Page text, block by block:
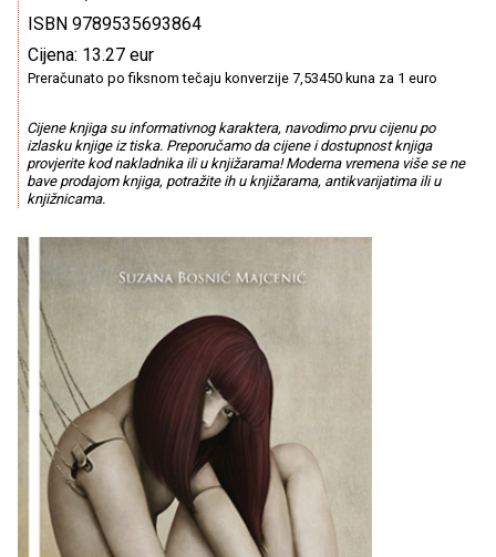
ISBN 9789535693864
Cijena: 13.27 eur
Preračunato po fiksnom tečaju konverzije 7,53450 kuna za 1 euro
Cijene knjiga su informativnog karaktera, navodimo prvu cijenu po
izlasku knjige iz tiska. Preporučamo da cijene i dostupnost knjiga
provjerite kod nakladnika ili u knjižarama! Moderna vremena više se ne
bave prodajom knjiga, potražite ih u knjižarama, antikvarijatima ili u
knjižnicama.